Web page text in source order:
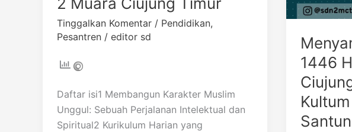
Tinggalkan Komentar / Pendidikan,
Pesantren / editor sd
Daftar isi1 Membangun Karakter Muslim
Unggul: Sebuah Perjalanan Intelektual dan
Spiritual2 Kurikulum Harian yang
1446
Anak